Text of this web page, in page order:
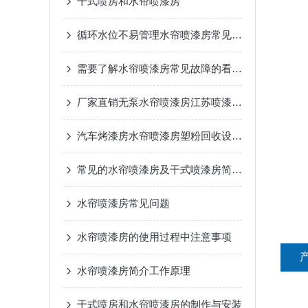
循环水位不易管理水帘喷漆房常见问题
需要了解水帘喷漆房常见故障的看这里
厂家直销无泵水帘喷漆房江苏喷漆柜水帘柜定做全国发货
汽车烤漆房水帘喷漆房塑粉回收设备pp板喷淋塔简要介绍
常见的水帘喷漆房及干式喷漆房简要介绍
水帘喷漆房常见问题
水帘喷漆房的使用过程中注意事项
水帘喷漆房简介工作原理
干式喷房和水帘喷漆房的制作与安装